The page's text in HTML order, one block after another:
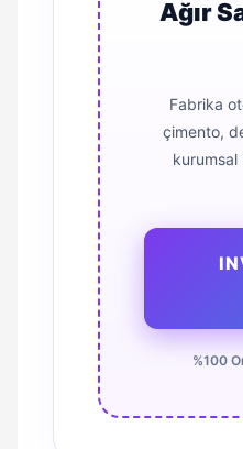
Ağır
Fabrika
çimento,
kurumsal
%100